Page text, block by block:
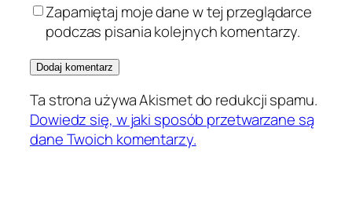
Zapamiętaj moje dane w tej przeglądarce
podczas pisania kolejnych komentarzy.
Ta strona używa Akismet do redukcji spamu.
Dowiedz się, w jaki sposób przetwarzane są
dane Twoich komentarzy.